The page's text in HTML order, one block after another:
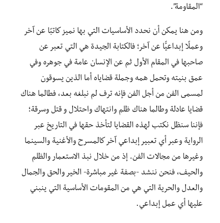
“المقاومة”.
ومن هنا يمكن أن نحدد الأساسيات التي بها نميز كاتبًا عن آخر
وعملًا إبداعيًّا عن آخر؛ فالكتابة الجيدة هي التي تعبر عن
صاحبها في المقام الأول ثم عن الإنسان عامة في جوهره وفي
عمق بنيته وتحمل همه وجملة قضاياه أما الذين يسوقون
لمسمى الفن من أجل الفن فإنه ترف لم نبلغه بعد، فطالما هناك
قضايا عادلة وطالما هناك ظلم وانتهاك واحتلال و قتل وسرقة؛
فإننا سنظل نكتب لهذه القضايا لتأخذ حقها في التاريخ عبر
الرواية وعبر أي تعبير إبداعي آخر كالمسرح والأغنية والسينما
وغيرها من مجالات الفن. إذ من خلال نبذ الاستعمار والظلم
والحيف، فنحن ننشد -بصفة غير مباشرة- الخير والحق والجمال
والعدل والحرية التي هي من المقومات الأساسية التي ينبني
عليها أي عمل إبداعي.